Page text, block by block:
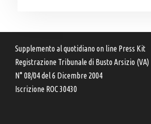
Supplemento al quotidiano on line Press Kit
Registrazione Tribunale di Busto Arsizio (VA)
N° 08/04 del 6 Dicembre 2004
Iscrizione ROC 30430